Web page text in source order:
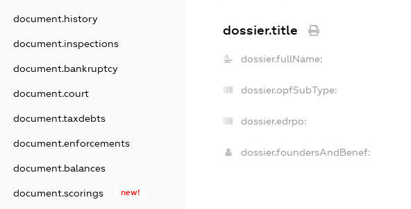
document.history
document.inspections
document.bankruptcy
document.court
document.taxdebts
document.enforcements
document.balances
document.scorings new!
dossier.title
dossier.fullName:
dossier.opfSubType:
dossier.edrpo:
dossier.foundersAndBenef: